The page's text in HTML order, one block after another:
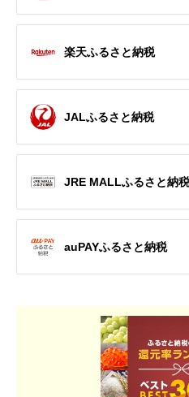
楽天ふるさと納税
JALふるさと納税
JRE MALLふるさと納税
auPAYふるさと納税